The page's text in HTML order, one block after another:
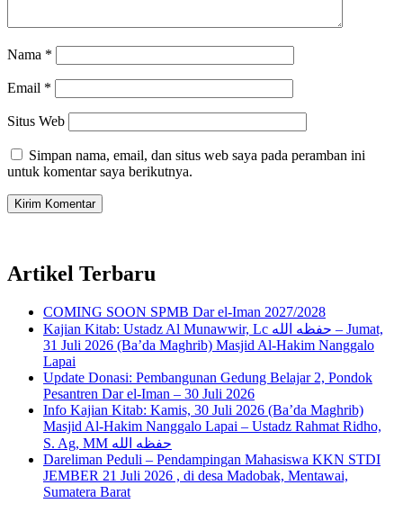
Nama *
Email *
Situs Web
Simpan nama, email, dan situs web saya pada peramban ini
untuk komentar saya berikutnya.
Artikel Terbaru
COMING SOON SPMB Dar el-Iman 2027/2028
Kajian Kitab: Ustadz Al Munawwir, Lc حفظه الله – Jumat,
31 Juli 2026 (Ba’da Maghrib) Masjid Al-Hakim Nanggalo
Lapai
Update Donasi: Pembangunan Gedung Belajar 2, Pondok
Pesantren Dar el-Iman – 30 Juli 2026
Info Kajian Kitab: Kamis, 30 Juli 2026 (Ba’da Maghrib)
Masjid Al-Hakim Nanggalo Lapai – Ustadz Rahmat Ridho,
S. Ag, MM حفظه الله
Dareliman Peduli – Pendampingan Mahasiswa KKN STDI
JEMBER 21 Juli 2026 , di desa Madobak, Mentawai,
Sumatera Barat